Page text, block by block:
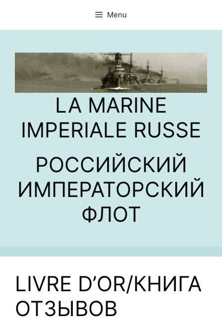
contenu
Menu
LA MARINE
IMPERIALE RUSSE
РОССИЙСКИЙ
ИМПЕРАТОРСКИЙ
ФЛОТ
LIVRE D’OR/КНИГА
ОТЗЫВОВ